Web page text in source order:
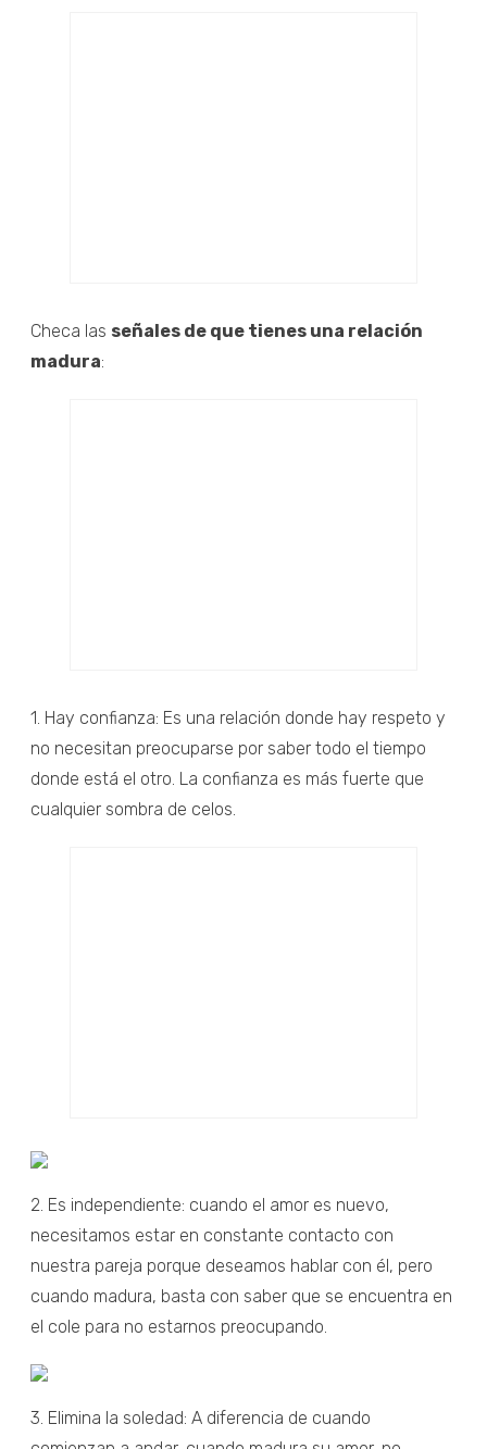
Checa las señales de que tienes una relación
madura:
1. Hay confianza: Es una relación donde hay respeto y
no necesitan preocuparse por saber todo el tiempo
donde está el otro. La confianza es más fuerte que
cualquier sombra de celos.
2. Es independiente: cuando el amor es nuevo,
necesitamos estar en constante contacto con
nuestra pareja porque deseamos hablar con él, pero
cuando madura, basta con saber que se encuentra en
el cole para no estarnos preocupando.
3. Elimina la soledad: A diferencia de cuando